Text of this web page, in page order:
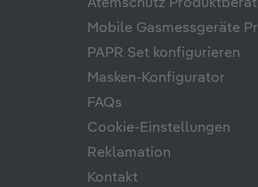
Atemschutz
Mobile Gasmessgeräte
PAPR Set konfigurieren
Masken-Konfigurator
FAQs
Cookie-Einstellungen
Reklamation
Kontakt